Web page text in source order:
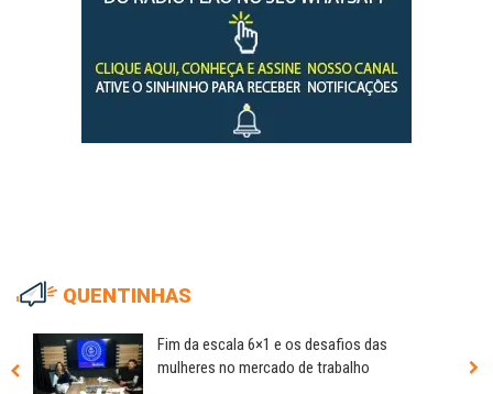
QUENTINHAS
Fim da escala 6×1 e os desafios das
mulheres no mercado de trabalho